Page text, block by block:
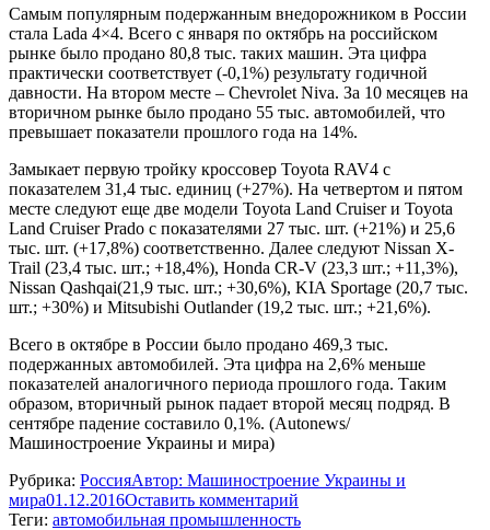
Самым популярным подержанным внедорожником в России
стала Lada 4×4. Всего с января по октябрь на российском
рынке было продано 80,8 тыс. таких машин. Эта цифра
практически соответствует (-0,1%) результату годичной
давности. На втором месте – Chevrolet Niva. За 10 месяцев на
вторичном рынке было продано 55 тыс. автомобилей, что
превышает показатели прошлого года на 14%.
Замыкает первую тройку кроссовер Toyota RAV4 с
показателем 31,4 тыс. единиц (+27%). На четвертом и пятом
месте следуют еще две модели Toyota Land Cruiser и Toyota
Land Cruiser Prado с показателями 27 тыс. шт. (+21%) и 25,6
тыс. шт. (+17,8%) соответственно. Далее следуют Nissan X-
Trail (23,4 тыс. шт.; +18,4%), Honda CR-V (23,3 шт.; +11,3%),
Nissan Qashqai(21,9 тыс. шт.; +30,6%), KIA Sportage (20,7 тыс.
шт.; +30%) и Mitsubishi Outlander (19,2 тыс. шт.; +21,6%).
Всего в октябре в России было продано 469,3 тыс.
подержанных автомобилей. Эта цифра на 2,6% меньше
показателей аналогичного периода прошлого года. Таким
образом, вторичный рынок падает второй месяц подряд. В
сентябре падение составило 0,1%. (Autonews/
Машиностроение Украины и мира)
Рубрика: РоссияАвтор: Машиностроение Украины и
мира01.12.2016Оставить комментарий
Теги: автомобильная промышленность